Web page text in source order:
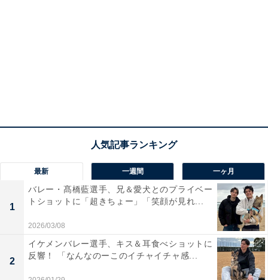
最新 一週間 一ヶ月
1
バレー・髙橋藍選手、兄＆愛犬とのプライベー
トショットに「超きちょー」「笑顔が見れ...
2026/03/08
2
イケメンバレー選手、キス＆耳食べショットに
反響！ 「なんなのーこのイチャイチャ感...